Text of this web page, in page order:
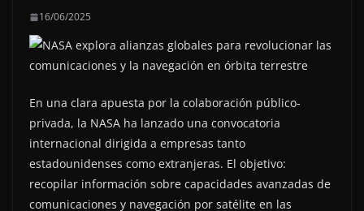
16/06/2025
En una clara apuesta por la colaboración público-
privada, la NASA ha lanzado una convocatoria
internacional dirigida a empresas tanto
estadounidenses como extranjeras. El objetivo:
recopilar información sobre capacidades avanzadas de
comunicaciones y navegación por satélite en las